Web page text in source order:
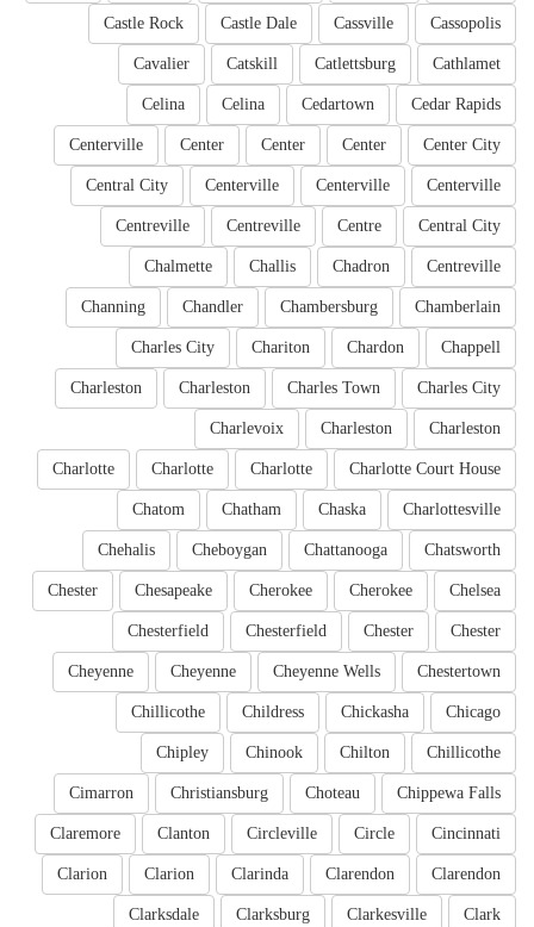
Cassopolis
Cassville
Castle Dale
Castle Rock
Cathlamet
Catlettsburg
Catskill
Cavalier
Cedar Rapids
Cedartown
Celina
Celina
Center City
Center
Center
Center
Centerville
Centerville
Centerville
Centerville
Central City
Central City
Centre
Centreville
Centreville
Centreville
Chadron
Challis
Chalmette
Chamberlain
Chambersburg
Chandler
Channing
Chappell
Chardon
Chariton
Charles City
Charles City
Charles Town
Charleston
Charleston
Charleston
Charleston
Charlevoix
Charlotte Court House
Charlotte
Charlotte
Charlotte
Charlottesville
Chaska
Chatham
Chatom
Chatsworth
Chattanooga
Cheboygan
Chehalis
Chelsea
Cherokee
Cherokee
Chesapeake
Chester
Chester
Chester
Chesterfield
Chesterfield
Chestertown
Cheyenne Wells
Cheyenne
Cheyenne
Chicago
Chickasha
Childress
Chillicothe
Chillicothe
Chilton
Chinook
Chipley
Chippewa Falls
Choteau
Christiansburg
Cimarron
Cincinnati
Circle
Circleville
Clanton
Claremore
Clarendon
Clarendon
Clarinda
Clarion
Clarion
Clark
Clarkesville
Clarksburg
Clarksdale